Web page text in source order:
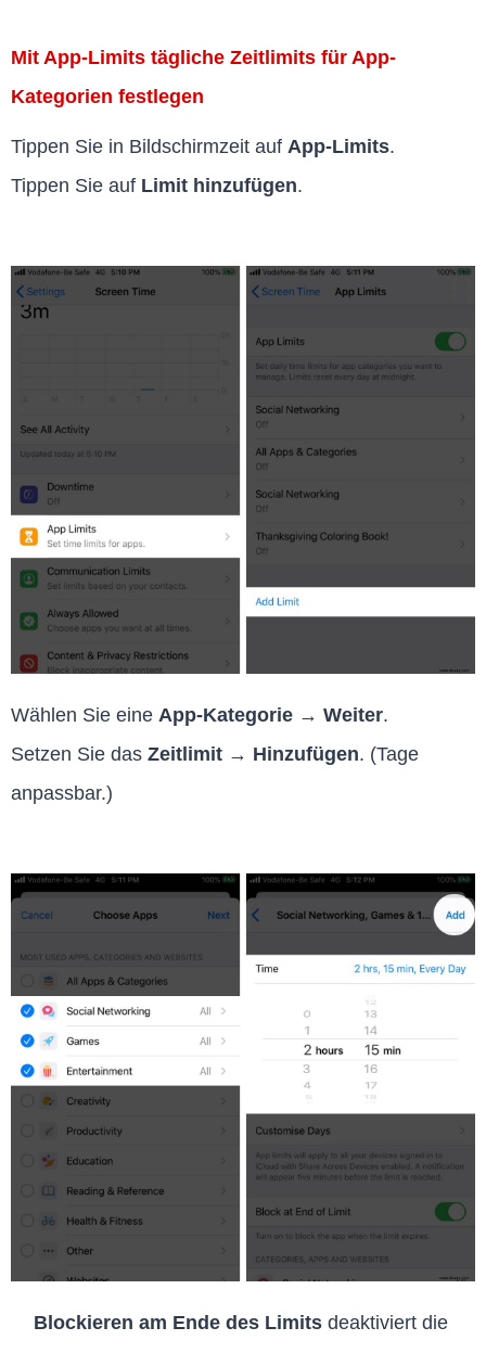
Mit App-Limits tägliche Zeitlimits für App-
Kategorien festlegen
Tippen Sie in Bildschirmzeit auf App-Limits.
Tippen Sie auf Limit hinzufügen.
Wählen Sie eine App-Kategorie → Weiter.
Setzen Sie das Zeitlimit → Hinzufügen. (Tage
anpassbar.)
Blockieren am Ende des Limits deaktiviert die